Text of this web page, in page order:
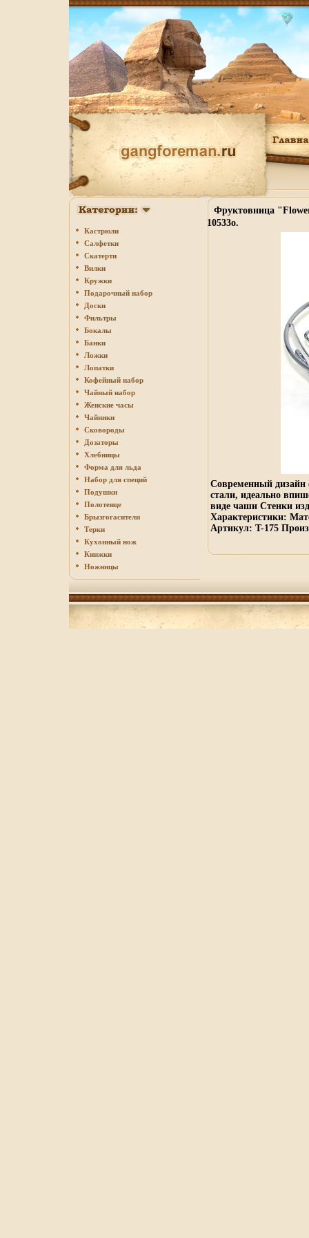
Кастрюли
Салфетки
Скатерти
Вилки
Кружки
Подарочный набор
Доски
Фильтры
Бокалы
Банки
Ложки
Лопатки
Кофейный набор
Чайный набор
Женские часы
Чайники
Сковороды
Дозаторы
Хлебницы
Форма для льда
Набор для специй
Подушки
Полотенце
Брызгогасители
Терки
Кухонный нож
Книжки
Ножницы
Фруктовница
10533o.
Современный дизайн
стали, идеально
виде чаши Стенки
Характеристики:
Артикул: T-175